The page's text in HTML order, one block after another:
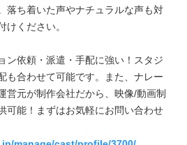
落ち着いた声やナチュラルな声も対
けください。
ン依頼・派遣・手配に強い！スタジ
も合わせて可能です。また、ナレー
営元が制作会社だから、映像/動画制
可能！まずはお気軽にお問い合わせ